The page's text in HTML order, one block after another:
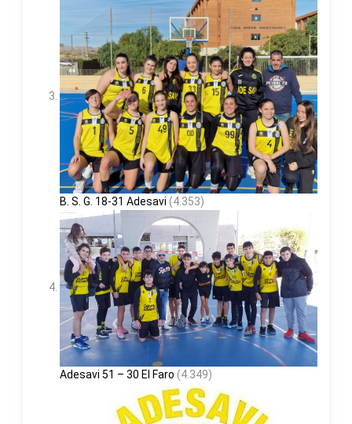
B. S. G. 18-31 Adesavi (4.353)
Adesavi 51 – 30 El Faro (4.349)